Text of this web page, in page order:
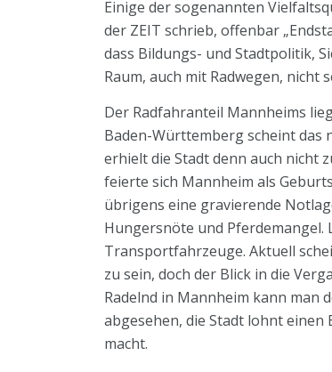
Einige der sogenannten
der ZEIT schrieb, offenbar
dass Bildungs- und Stadtpolitik,
Raum, auch mit Radwegen,
Der Radfahranteil Mannheims
Baden-Württemberg scheint das
erhielt die Stadt denn auch nicht
feierte sich Mannheim als
übrigens eine gravierende
Hungersnöte und
Transportfahrzeuge. Aktuell
zu sein, doch der Blick in die
Radelnd in Mannheim kann man
abgesehen, die Stadt lohnt einen
macht.